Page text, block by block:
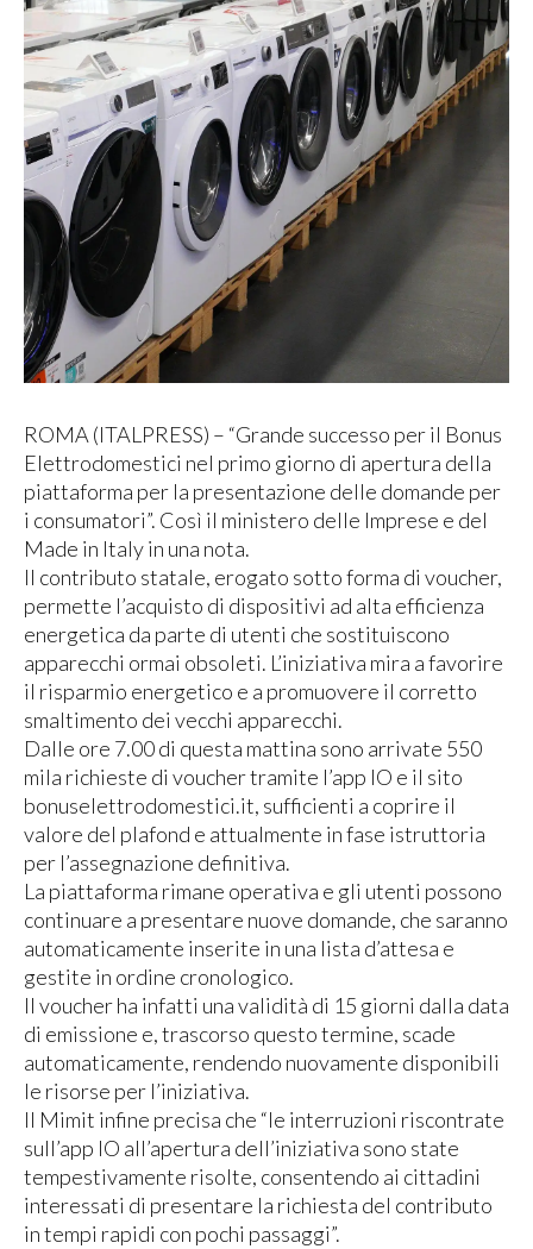
ROMA (ITALPRESS) – “Grande successo per il Bonus
Elettrodomestici nel primo giorno di apertura della
piattaforma per la presentazione delle domande per
i consumatori”. Così il ministero delle Imprese e del
Made in Italy in una nota.
Il contributo statale, erogato sotto forma di voucher,
permette l’acquisto di dispositivi ad alta efficienza
energetica da parte di utenti che sostituiscono
apparecchi ormai obsoleti. L’iniziativa mira a favorire
il risparmio energetico e a promuovere il corretto
smaltimento dei vecchi apparecchi.
Dalle ore 7.00 di questa mattina sono arrivate 550
mila richieste di voucher tramite l’app IO e il sito
bonuselettrodomestici.it, sufficienti a coprire il
valore del plafond e attualmente in fase istruttoria
per l’assegnazione definitiva.
La piattaforma rimane operativa e gli utenti possono
continuare a presentare nuove domande, che saranno
automaticamente inserite in una lista d’attesa e
gestite in ordine cronologico.
Il voucher ha infatti una validità di 15 giorni dalla data
di emissione e, trascorso questo termine, scade
automaticamente, rendendo nuovamente disponibili
le risorse per l’iniziativa.
Il Mimit infine precisa che “le interruzioni riscontrate
sull’app IO all’apertura dell’iniziativa sono state
tempestivamente risolte, consentendo ai cittadini
interessati di presentare la richiesta del contributo
in tempi rapidi con pochi passaggi”.